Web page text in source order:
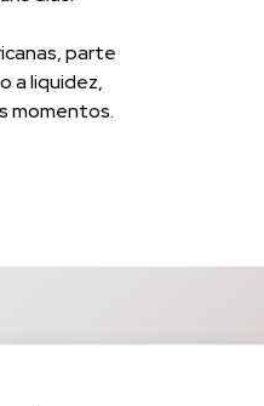
parte
a liquidez,
momentos.